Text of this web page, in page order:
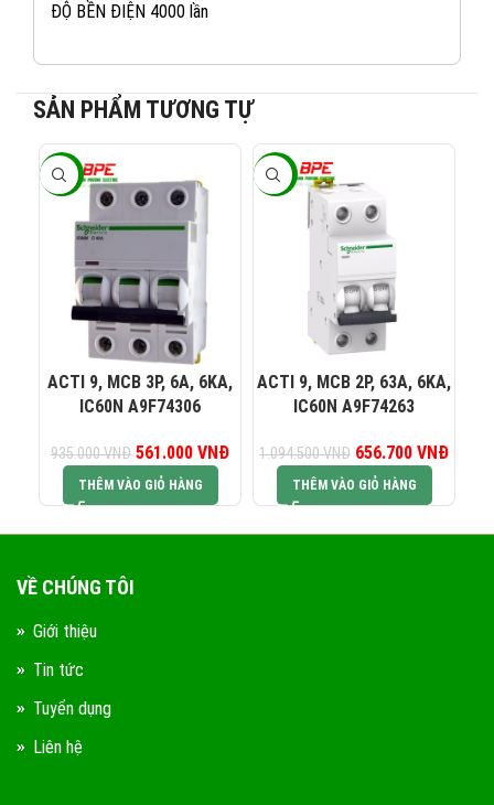
ĐỘ BỀN ĐIỆN 4000 lần
SẢN PHẨM TƯƠNG TỰ
-40%
ACTI 9, MCB 3P, 6A, 6KA,
IC60N A9F74306
935.000VNĐ
Giá gốc là:
935.000 VNĐ.
561.000 VNĐ Giá hiện tại là:
561.000 VNĐ.
THÊM VÀO GIỎ HÀNG
-40%
ACTI 9, MCB 2P, 63A, 6KA,
IC60N A9F74263
1.094.500VNĐ
Giá gốc là:
1.094.500 VNĐ.
656.700 VNĐ
THÊM VÀO GIỎ HÀNG
VỀ CHÚNG TÔI
Giới thiệu
Tin tức
Tuyển dụng
Liên hệ
KINH DOANH 1: 082 234 2688
KINH DOANH 2: 0965 101 613
KINH DOANH 3: 0824 927 568
KINH DOANH 4: 0823 944 186